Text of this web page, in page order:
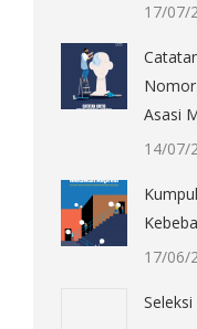
17/07/
Asasi
14/07/
17/06/